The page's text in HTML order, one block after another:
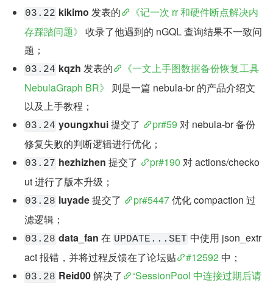
03.22 kikimo 发表的
《记一次 rr 和硬件断点解决内
存踩踏问题》 收录了他遇到的 nGQL 查询结果不一致问
题；
03.24 kqzh 发表的
《一文上手图数据备份恢复工具
NebulaGraph BR》
则是一篇 nebula-br 的产品介绍文
以及上手教程；
03.24 youngxhui 提交了 pr#59 对 nebula-br 备份
修复失败的判断逻辑进行优化；
03.27 hezhizhen 提交了 pr#190 对 actions/checko
ut 进行了版本升级；
03.28 luyade 提交了 pr#5447 优化 compaction 过
滤逻辑；
03.28 data_fan 在 UPDATE...SET 中使用 json_extr
act 报错，并将过程反馈在了论坛贴
#12592 中；
03.28 Reid00 解决了
“SessionPool 中连接过期后请